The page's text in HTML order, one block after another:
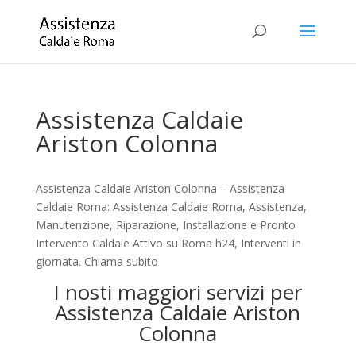
Assistenza Caldaie
Ariston Colonna
Assistenza Caldaie Ariston Colonna – Assistenza
Caldaie Roma: Assistenza Caldaie Roma, Assistenza,
Manutenzione, Riparazione, Installazione e Pronto
Intervento Caldaie Attivo su Roma h24, Interventi in
giornata. Chiama subito
I nosti maggiori servizi per
Assistenza Caldaie Ariston
Colonna